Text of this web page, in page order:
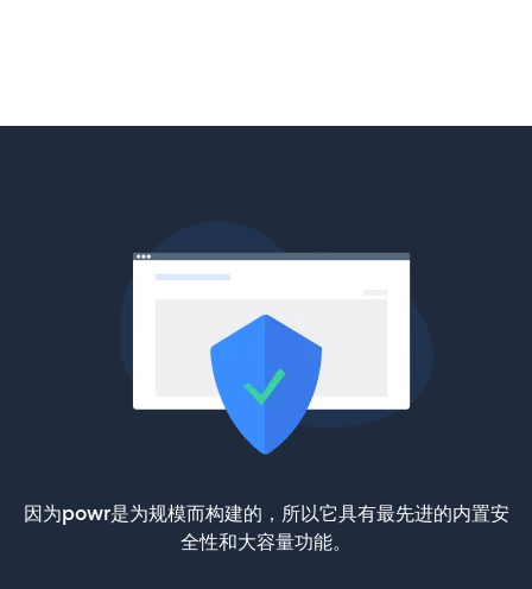
因为powr是为规模而构建的，所以它具有最先进的内置安
全性和大容量功能。